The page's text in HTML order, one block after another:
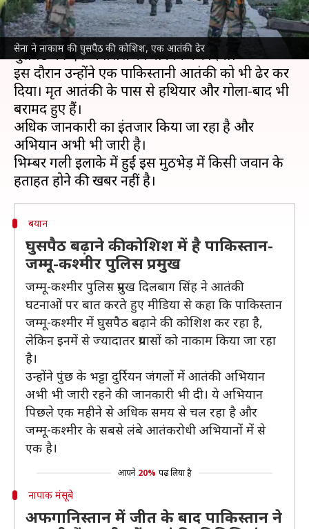
सेना ने नाकाम की घुसपैठ की कोशिश, एक आतंकी ढेर
क्या है खबर?
सेना ने गुरूवार देर रातजम्मू-कश्मीरके पुंछ सेक्टर में
घुसपैठ की एक कोशिश को नाकाम कर दिया।
इस दौरान उन्होंने एक पाकिस्तानी आतंकी को भी ढेर कर
दिया। मृत आतंकी के पास से हथियार और गोला-बारूद भी
बरामद हुए हैं।
अधिक जानकारी का इंतजार किया जा रहा है और
अभियान अभी भी जारी है।
भिम्बर गली इलाके में हुई इस मुठभेड़ में किसी जवान के
बयान
घुसपैठ बढ़ाने की कोशिश में है पाकिस्तान-
जम्मू-कश्मीर पुलिस प्रमुख
जम्मू-कश्मीर पुलिस प्रमुख दिलबाग सिंह ने आतंकी
घटनाओं पर बात करते हुए मीडिया से कहा कि पाकिस्तान
जम्मू-कश्मीर में घुसपैठ बढ़ाने की कोशिश कर रहा है,
लेकिन इनमें से ज्यादातर प्रयासों को नाकाम किया जा रहा
है।
उन्होंने पुंछ के भट्टा दुर्रियन जंगलों में आतंकी अभियान
अभी भी जारी रहने की जानकारी भी दी। ये अभियान
पिछले एक महीने से अधिक समय से चल रहा है और
जम्मू-कश्मीर के सबसे लंबे आतंकरोधी अभियानों में से
एक है।
आपने 20% पढ़ लिया है
नापाक मंसूबे
अफगानिस्तान में जीत के बाद पाकिस्तान ने